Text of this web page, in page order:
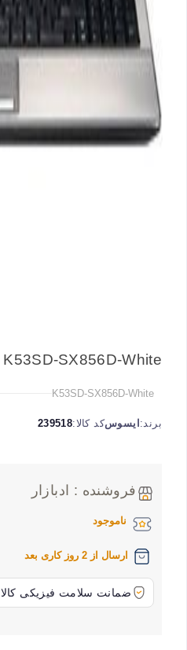
K53SD-SX856D-White
K53SD-SX856D-White
برند: ایسوسکد کالا:239518
فروشنده : ادبازار
ناموجود
ارسال از 2 روز کاری بعد
ضمانت سلامت فیزیکی کالا